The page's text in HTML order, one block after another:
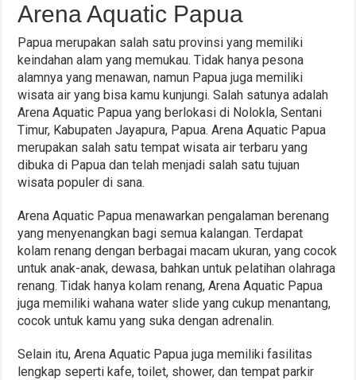
Arena Aquatic Papua
Papua merupakan salah satu provinsi yang memiliki
keindahan alam yang memukau. Tidak hanya pesona
alamnya yang menawan, namun Papua juga memiliki
wisata air yang bisa kamu kunjungi. Salah satunya adalah
Arena Aquatic Papua yang berlokasi di Nolokla, Sentani
Timur, Kabupaten Jayapura, Papua. Arena Aquatic Papua
merupakan salah satu tempat wisata air terbaru yang
dibuka di Papua dan telah menjadi salah satu tujuan
wisata populer di sana.
Arena Aquatic Papua menawarkan pengalaman berenang
yang menyenangkan bagi semua kalangan. Terdapat
kolam renang dengan berbagai macam ukuran, yang cocok
untuk anak-anak, dewasa, bahkan untuk pelatihan olahraga
renang. Tidak hanya kolam renang, Arena Aquatic Papua
juga memiliki wahana water slide yang cukup menantang,
cocok untuk kamu yang suka dengan adrenalin.
Selain itu, Arena Aquatic Papua juga memiliki fasilitas
lengkap seperti kafe, toilet, shower, dan tempat parkir